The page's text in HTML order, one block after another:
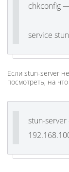
chkconfig
service
Если stun-server
посмотреть, на
stun-server